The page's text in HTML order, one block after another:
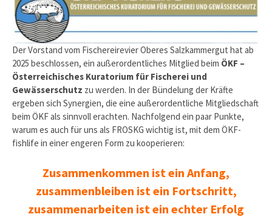
Der Vorstand vom Fischereirevier Oberes Salzkammergut hat ab
2025 beschlossen, ein außerordentliches Mitglied beim ÖKF –
Österreichisches Kuratorium für Fischerei und
Gewässerschutz zu werden. In der Bündelung der Kräfte
ergeben sich Synergien, die eine außerordentliche Mitgliedschaft
beim ÖKF als sinnvoll erachten. Nachfolgend ein paar Punkte,
warum es auch für uns als FROSKG wichtig ist, mit dem ÖKF-
fishlife in einer engeren Form zu kooperieren:
Zusammenkommen ist ein Anfang,
zusammenbleiben ist ein Fortschritt,
zusammenarbeiten ist ein echter Erfolg